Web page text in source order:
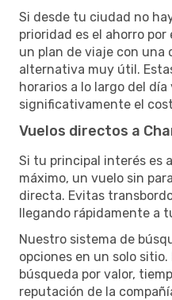
Si desde tu ciudad no
prioridad es el ahorro
un plan de viaje con una
alternativa muy útil.
horarios a lo largo del
significativamente el
Vuelos directos a
Si tu principal interés es
máximo, un vuelo sin
directa. Evitas
llegando rápidamente a
Nuestro sistema de
opciones en un solo
búsqueda por valor,
reputación de la